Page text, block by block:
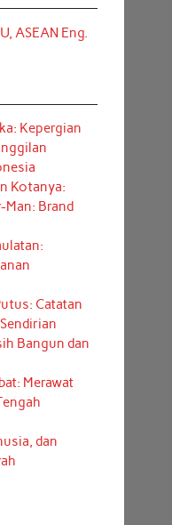
ASEAN Eng.
Kepergian
Kotanya:
Man: Brand
Catatan
Bangun dan
Merawat
dan